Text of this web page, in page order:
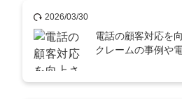
StockSun株式会社
都心丸善ビル7階
サイトマッププライバシーポリシー
2026/03/30
電話の顧客対応を
クレームの事例や